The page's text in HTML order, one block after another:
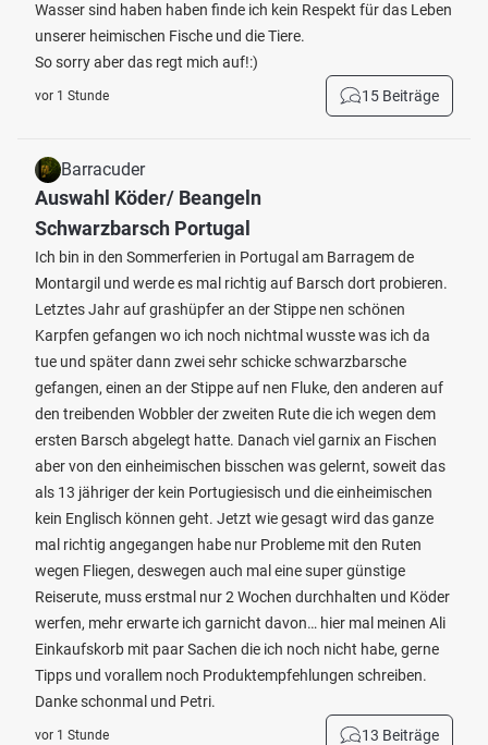
Wasser sind haben haben finde ich kein Respekt für das Leben
unserer heimischen Fische und die Tiere.
So sorry aber das regt mich auf!:)
vor 1 Stunde 15 Beiträge
Barracuder
Auswahl Köder/ Beangeln
Schwarzbarsch Portugal
Ich bin in den Sommerferien in Portugal am Barragem de
Montargil und werde es mal richtig auf Barsch dort probieren.
Letztes Jahr auf grashüpfer an der Stippe nen schönen
Karpfen gefangen wo ich noch nichtmal wusste was ich da
tue und später dann zwei sehr schicke schwarzbarsche
gefangen, einen an der Stippe auf nen Fluke, den anderen auf
den treibenden Wobbler der zweiten Rute die ich wegen dem
ersten Barsch abgelegt hatte. Danach viel garnix an Fischen
aber von den einheimischen bisschen was gelernt, soweit das
als 13 jähriger der kein Portugiesisch und die einheimischen
kein Englisch können geht. Jetzt wie gesagt wird das ganze
mal richtig angegangen habe nur Probleme mit den Ruten
wegen Fliegen, deswegen auch mal eine super günstige
Reiserute, muss erstmal nur 2 Wochen durchhalten und Köder
werfen, mehr erwarte ich garnicht davon… hier mal meinen Ali
Einkaufskorb mit paar Sachen die ich noch nicht habe, gerne
Tipps und vorallem noch Produktempfehlungen schreiben.
Danke schonmal und Petri.
vor 1 Stunde 13 Beiträge